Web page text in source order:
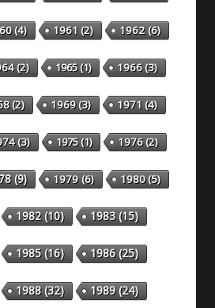
(4) 1961 (2) 1962(6)
(2) 1965(1) 1966(3)
(2) 1969(3) 1971 (4)
(3) 1975(1) 1976(2)
(9) 1979(6) 1980(5)
1982(10) 1983(15)
1985(16) 1986(25)
1988(32) 1989(24)